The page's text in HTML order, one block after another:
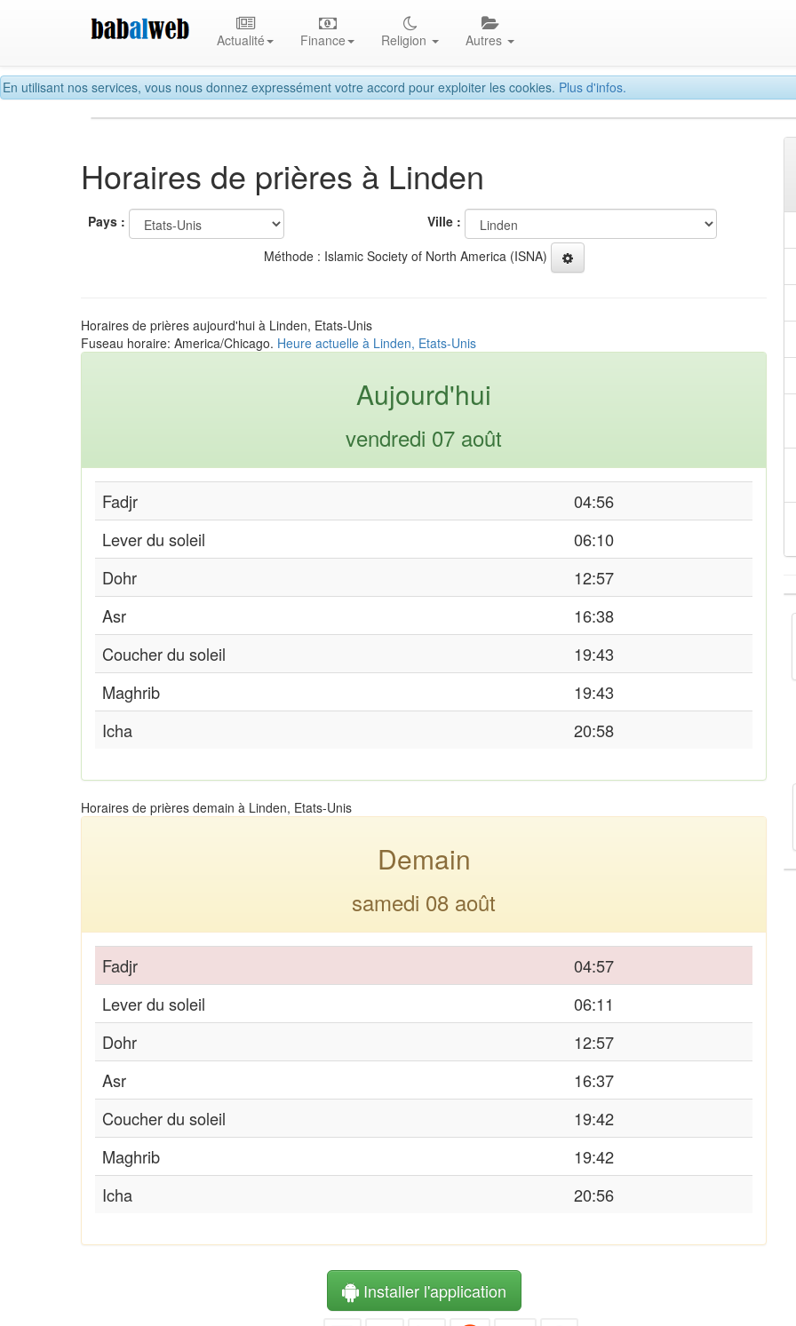
En utilisant nos services, vous nous donnez expressément votre accord pour exploiter les cookies. Plus d'infos.
Actualité Finance Religion Autres
Horaires de prières à Linden
Pays :
Ville :
Méthode : Islamic Society of North America (ISNA)
Horaires de prières aujourd'hui à Linden, Etats-Unis
Fuseau horaire: America/Chicago. Heure actuelle à Linden, Etats-Unis
Aujourd'hui
vendredi 07 août
Fadjr
04:56
Lever du soleil
06:10
Dohr
12:57
Asr
16:38
Coucher du soleil
19:43
Maghrib
19:43
Icha
20:58
Horaires de prières demain à Linden, Etats-Unis
Demain
samedi 08 août
Fadjr
04:57
Lever du soleil
06:11
Dohr
12:57
Asr
16:37
Coucher du soleil
19:42
Maghrib
19:42
Icha
20:56
Installer l'application